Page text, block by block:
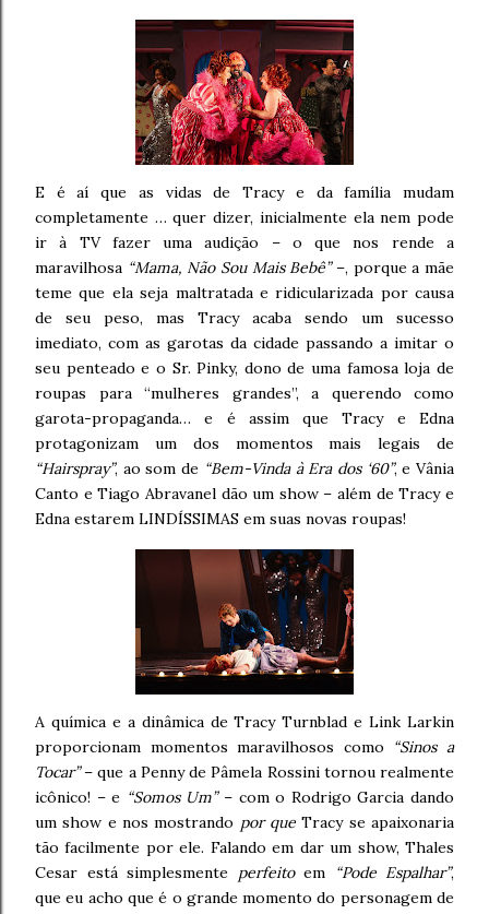
E é aí que as vidas de Tracy e da família mudam
completamente … quer dizer, inicialmente ela nem pode
ir à TV fazer uma audição – o que nos rende a
maravilhosa “Mama, Não Sou Mais Bebê”–, porque a mãe
teme que ela seja maltratada e ridicularizada por causa
de seu peso, mas Tracy acaba sendo um sucesso
imediato, com as garotas da cidade passando a imitar o
seu penteado e o Sr. Pinky, dono de uma famosa loja de
roupas para “mulheres grandes”, a querendo como
garota-propaganda… e é assim que Tracy e Edna
protagonizam um dos momentos mais legais de
“Hairspray”, ao som de “Bem-Vinda à Era dos ‘60”, e Vânia
Canto e Tiago Abravanel dão um show – além de Tracy e
Edna estarem LINDÍSSIMAS em suas novas roupas!
A química e a dinâmica de Tracy Turnblad e Link Larkin
proporcionam momentos maravilhosos como “Sinos a
Tocar”– que a Penny de Pâmela Rossini tornou realmente
icônico! – e “Somos Um”– com o Rodrigo Garcia dando
um show e nos mostrando por que Tracy se apaixonaria
tão facilmente por ele. Falando em dar um show, Thales
Cesar está simplesmente perfeitoem “Pode Espalhar”,
que eu acho que é o grande momento do personagem de